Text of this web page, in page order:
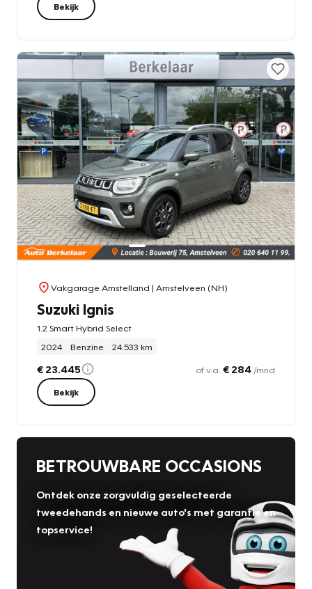
Bekijk
Vakgarage Amstelland | Amstelveen (NH)
Suzuki Ignis
1.2 Smart Hybrid Select
2024
Benzine 24.533 km
€ 23.445 of v.a. € 284 /mnd
Bekijk
BETROUWBARE OCCASIONS
Ontdek onze zorgvuldig geselecteerde
tweedehands en nieuwe auto's met garantie en
topservice!